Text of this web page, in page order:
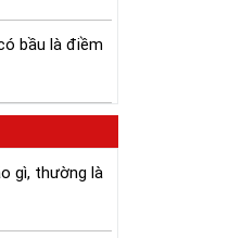
bầu là điềm
gì, thường là